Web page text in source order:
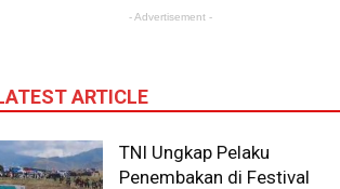
- Advertisement -
ARTICLE
TNI Ungkap Pelaku
Penembakan di Festival